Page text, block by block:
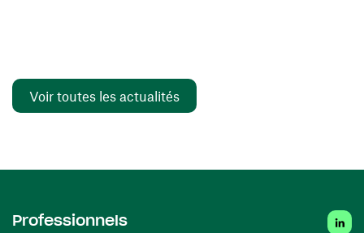
Voir toutes les actualités
Professionnels